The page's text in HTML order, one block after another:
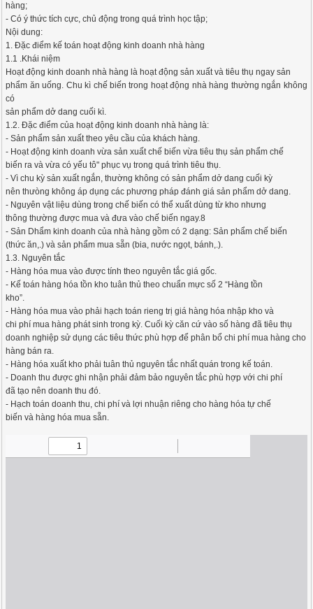
hàng;
- Có ý thức tích cực, chủ động trong quá trình học tập;
Nội dung:
1. Đặc điểm kế toán hoạt động kinh doanh nhà hàng
1.1 .Khái niệm
Hoạt động kinh doanh nhà hàng là hoạt động sản xuất và tiêu thụ ngay sản
phẩm ăn uống. Chu kì chế biến trong hoạt động nhà hàng thường ngắn không
có
sản phẩm dở dang cuối kì.
1.2. Đặc điểm của hoạt động kinh doanh nhà hàng là:
- Sản phẩm sản xuất theo yêu cầu của khách hàng.
- Hoạt động kinh doanh vừa sản xuất chế biến vừa tiêu thụ sản phẩm chế
biến ra và vừa có yếu tô" phục vụ trong quá trình tiêu thụ.
- Vì chu kỳ sản xuất ngắn, thường không có sản phẩm dở dang cuối kỳ
nên thưòng không áp dụng các phương pháp đánh giá sản phẩm dở dang.
- Nguyên vật liệu dùng trong chế biến có thể xuất dùng từ kho nhưng
thông thường được mua và đưa vào chế biến ngay.8
- Sản Dhẩm kinh doanh của nhà hàng gồm có 2 dạng: Sản phẩm chế biến
(thức ăn,.) và sản phẩm mua sẵn (bia, nước ngọt, bánh,.).
1.3. Nguyên tắc
- Hàng hóa mua vào được tính theo nguyên tắc giá gốc.
- Kế toán hàng hóa tồn kho tuân thủ theo chuẩn mực số 2 “Hàng tồn
kho”.
- Hàng hóa mua vào phải hạch toán rieng trị giá hàng hóa nhập kho và
chi phí mua hàng phát sinh trong kỳ. Cuối kỳ căn cứ vào số hàng đã tiêu thụ
doanh nghiệp sử dụng các tiêu thức phù hợp để phân bổ chi phí mua hàng cho
hàng bán ra.
- Hàng hóa xuất kho phải tuân thủ nguyên tắc nhất quán trong kế toán.
- Doanh thu được ghi nhận phải đảm bảo nguyên tắc phù hợp với chi phí
đã tạo nên doanh thu đó.
- Hạch toán doanh thu, chi phí và lợi nhuận riêng cho hàng hóa tự chế
biến và hàng hóa mua sẵn.